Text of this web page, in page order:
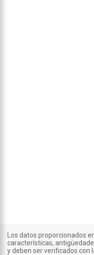
Los datos proporcionados
características,
y deben ser verificados con